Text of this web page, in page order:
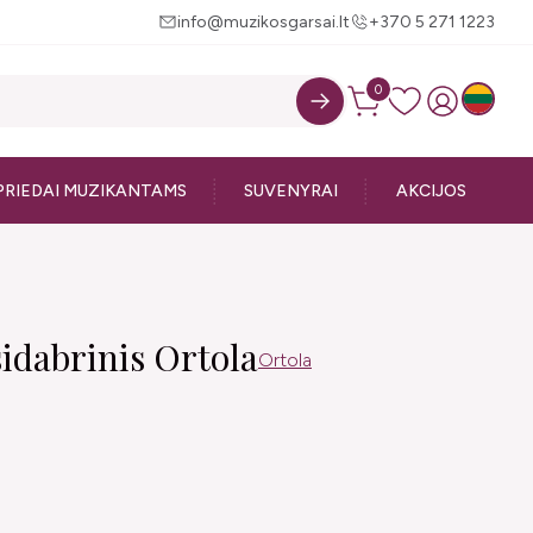
info@muzikosgarsai.lt +370 5 271 1223
0
MUZIKANTAMS SUVENYRAI AKCIJOS
OrtolaOrtola